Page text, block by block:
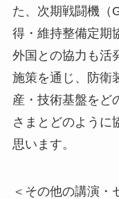
た、次期戦闘機（
得・維持整備定期
外国との協力も活
施策を通じ、防衛
産・技術基盤をど
さまとどのように
思います。
＜その他の講演・